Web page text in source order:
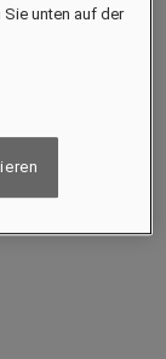
Sie unten auf der